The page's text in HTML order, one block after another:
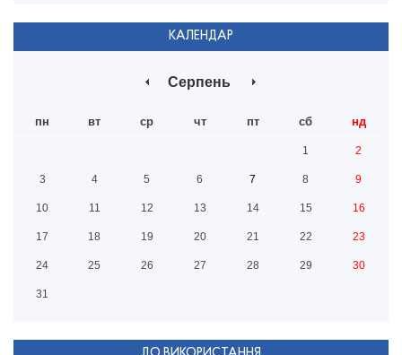
КАЛЕНДАР
Серпень
пн вт ср чт пт сб нд
1 2
3 4 5 6 7 8 9
10 11 12 13 14 15 16
17 18 19 20 21 22 23
24 25 26 27 28 29 30
31